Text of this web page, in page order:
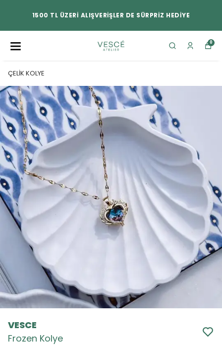
1500 TL ÜZERİ ALIŞVERİŞLER DE SÜRPRİZ HEDİYE
0
ÇELİK KOLYE
VESCE
Frozen Kolye